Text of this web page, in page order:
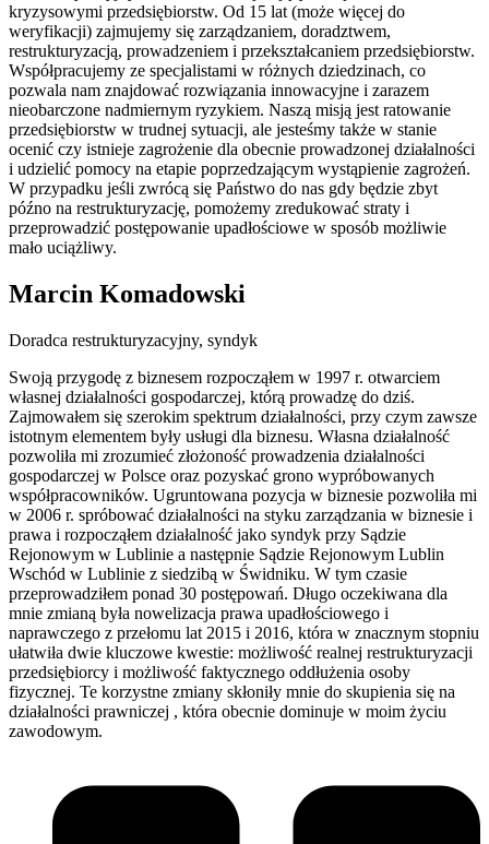
kryzysowymi przedsiębiorstw. Od 15 lat (może więcej do
weryfikacji) zajmujemy się zarządzaniem, doradztwem,
restrukturyzacją, prowadzeniem i przekształcaniem przedsiębiorstw.
Współpracujemy ze specjalistami w różnych dziedzinach, co
pozwala nam znajdować rozwiązania innowacyjne i zarazem
nieobarczone nadmiernym ryzykiem. Naszą misją jest ratowanie
przedsiębiorstw w trudnej sytuacji, ale jesteśmy także w stanie
ocenić czy istnieje zagrożenie dla obecnie prowadzonej działalności
i udzielić pomocy na etapie poprzedzającym wystąpienie zagrożeń.
W przypadku jeśli zwrócą się Państwo do nas gdy będzie zbyt
późno na restrukturyzację, pomożemy zredukować straty i
przeprowadzić postępowanie upadłościowe w sposób możliwie
mało uciążliwy.
Marcin Komadowski
Doradca restrukturyzacyjny, syndyk
Swoją przygodę z biznesem rozpocząłem w 1997 r. otwarciem
własnej działalności gospodarczej, którą prowadzę do dziś.
Zajmowałem się szerokim spektrum działalności, przy czym zawsze
istotnym elementem były usługi dla biznesu. Własna działalność
pozwoliła mi zrozumieć złożoność prowadzenia działalności
gospodarczej w Polsce oraz pozyskać grono wypróbowanych
współpracowników. Ugruntowana pozycja w biznesie pozwoliła mi
w 2006 r. spróbować działalności na styku zarządzania w biznesie i
prawa i rozpocząłem działalność jako syndyk przy Sądzie
Rejonowym w Lublinie a następnie Sądzie Rejonowym Lublin
Wschód w Lublinie z siedzibą w Świdniku. W tym czasie
przeprowadziłem ponad 30 postępowań. Długo oczekiwana dla
mnie zmianą była nowelizacja prawa upadłościowego i
naprawczego z przełomu lat 2015 i 2016, która w znacznym stopniu
ułatwiła dwie kluczowe kwestie: możliwość realnej restrukturyzacji
przedsiębiorcy i możliwość faktycznego oddłużenia osoby
fizycznej. Te korzystne zmiany skłoniły mnie do skupienia się na
działalności prawniczej , która obecnie dominuje w moim życiu
zawodowym.